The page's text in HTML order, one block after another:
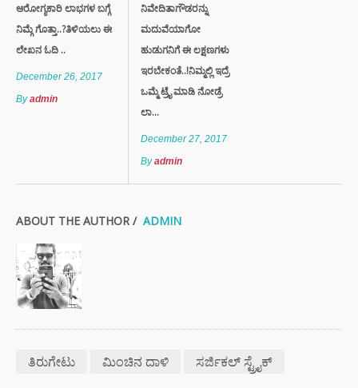
ಆರೋಗ್ಯಕಾರಿ ಲಾಭಗಳ ಬಗ್ಗೆ
ನಿಮ್ಗೆ ಗೊತ್ತಾ..?ತಿಳಿಯಲು ಈ
ಲೇಖನ ಓದಿ ..
December 26, 2017
Byadmin
ನಿವೇದಿತಾಗೌಡರನ್ನು
ಮದುವೆಯಾಗೋ
ಹುಡುಗನಿಗೆ ಈ ಲಕ್ಷಣಗಳು
ಇರಬೇಕಂತೆ..!ನಿಮ್ಮಲ್ಲಿ ಇದ್ರೆ
ಒಮ್ಮೆ ಟ್ರೈ ಮಾಡಿ ನೋಡ್ರೆ
ಲಾ...
December 27, 2017
Byadmin
ABOUT THE AUTHOR / ADMIN
ತಿರುಗೇಟು ಮಿಂಚಿನ ದಾಳಿ ಸರ್ಜಿಕಲ್ ಸ್ಟ್ರೈಕ್